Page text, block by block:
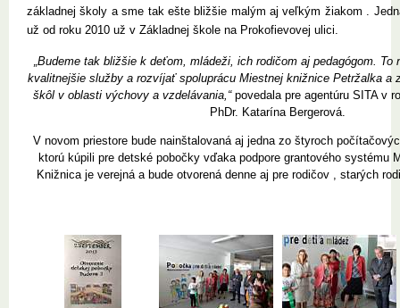
základnej školy a sme tak ešte bližšie malým aj veľkým žiakom .
už od roku 2010 už v Základnej škole na Prokofievovej ulici.
„Budeme tak bližšie k deťom, mládeži, ich rodičom aj pedagógom.
kvalitnejšie služby a rozvíjať spoluprácu Miestnej knižnice Petržalka a
škôl v oblasti výchovy a vzdelávania,“ povedala pre agentúru SITA v
PhDr. Katarína Bergerová.
V novom priestore bude nainštalovaná aj jedna zo štyroch
ktorú kúpili pre detské pobočky vďaka podpore grantového systému
Knižnica je verejná a bude otvorená denne aj pre rodičov , starých